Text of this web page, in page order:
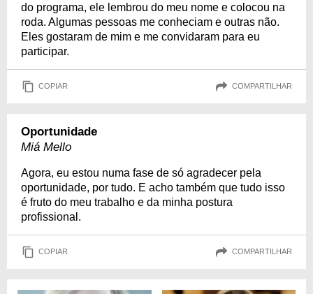
do programa, ele lembrou do meu nome e colocou na
roda. Algumas pessoas me conheciam e outras não.
Eles gostaram de mim e me convidaram para eu
participar.
COPIAR COMPARTILHAR
Oportunidade
Miá Mello
Agora, eu estou numa fase de só agradecer pela
oportunidade, por tudo. E acho também que tudo isso
é fruto do meu trabalho e da minha postura
profissional.
COPIAR COMPARTILHAR